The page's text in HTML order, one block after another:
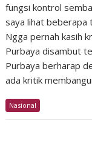
fungsi kontrol
saya lihat beberapa
Ngga pernah kasih
Purbaya disambut
Purbaya berharap
ada kritik
Nasional